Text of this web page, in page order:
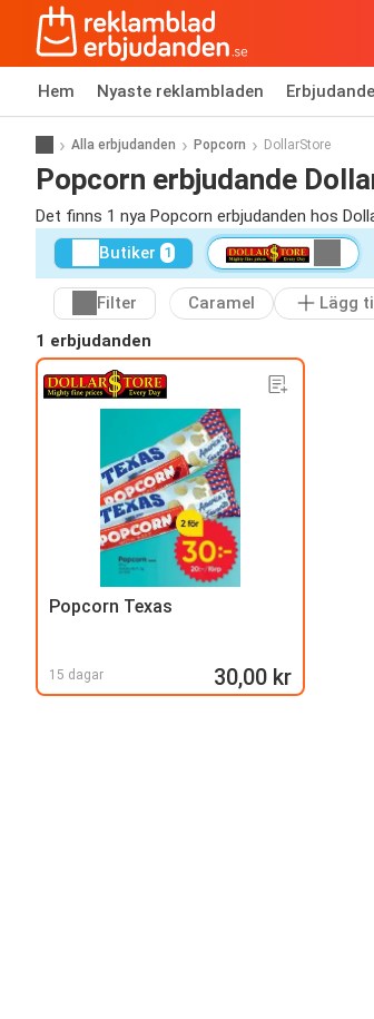
Hem Nyaste reklambladen
Alla erbjudanden Popcorn DollarStore
Popcorn erbjudande
Det finns 1 nya Popcorn erbjudanden hos
Butiker 1
Filter Caramel
Lägg
1 erbjudanden
Popcorn Texas
15 dagar 30,00 kr